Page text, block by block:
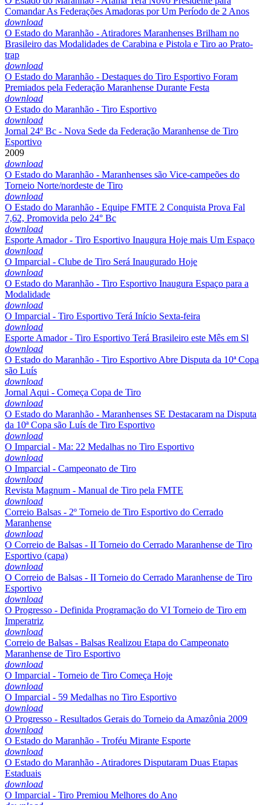
Comandar As Federações Amadoras por Um Período de 2 Anos
download
O Estado do Maranhão - Atiradores Maranhenses Brilham no
Brasileiro das Modalidades de Carabina e Pistola e Tiro ao Prato-
trap
download
O Estado do Maranhão - Destaques do Tiro Esportivo Foram
Premiados pela Federação Maranhense Durante Festa
download
O Estado do Maranhão - Tiro Esportivo
download
Jornal 24º Bc - Nova Sede da Federação Maranhense de Tiro
Esportivo
2009
download
O Estado do Maranhão - Maranhenses são Vice-campeões do
Torneio Norte/nordeste de Tiro
download
O Estado do Maranhão - Equipe FMTE 2 Conquista Prova Fal
7,62, Promovida pelo 24° Bc
download
Esporte Amador - Tiro Esportivo Inaugura Hoje mais Um Espaço
download
O Imparcial - Clube de Tiro Será Inaugurado Hoje
download
O Estado do Maranhão - Tiro Esportivo Inaugura Espaço para a
Modalidade
download
O Imparcial - Tiro Esportivo Terá Início Sexta-feira
download
Esporte Amador - Tiro Esportivo Terá Brasileiro este Mês em Sl
download
O Estado do Maranhão - Tiro Esportivo Abre Disputa da 10ª Copa
são Luís
download
Jornal Aqui - Começa Copa de Tiro
download
O Estado do Maranhão - Maranhenses SE Destacaram na Disputa
da 10ª Copa são Luís de Tiro Esportivo
download
O Imparcial - Ma: 22 Medalhas no Tiro Esportivo
download
O Imparcial - Campeonato de Tiro
download
Revista Magnum - Manual de Tiro pela FMTE
download
Correio Balsas - 2º Torneio de Tiro Esportivo do Cerrado
Maranhense
download
O Correio de Balsas - II Torneio do Cerrado Maranhense de Tiro
Esportivo (capa)
download
O Correio de Balsas - II Torneio do Cerrado Maranhense de Tiro
Esportivo
download
O Progresso - Definida Programação do VI Torneio de Tiro em
Imperatriz
download
Correio de Balsas - Balsas Realizou Etapa do Campeonato
Maranhense de Tiro Esportivo
download
O Imparcial - Torneio de Tiro Começa Hoje
download
O Imparcial - 59 Medalhas no Tiro Esportivo
download
O Progresso - Resultados Gerais do Torneio da Amazônia 2009
download
O Estado do Maranhão - Troféu Mirante Esporte
download
O Estado do Maranhão - Atiradores Disputaram Duas Etapas
Estaduais
download
O Imparcial - Tiro Premiou Melhores do Ano